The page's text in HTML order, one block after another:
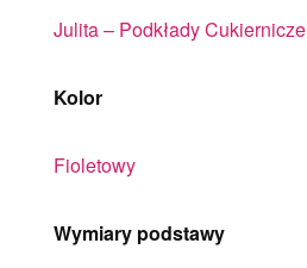
Julita – Podkłady Cukiernicze
Kolor
Fioletowy
Wymiary podstawy